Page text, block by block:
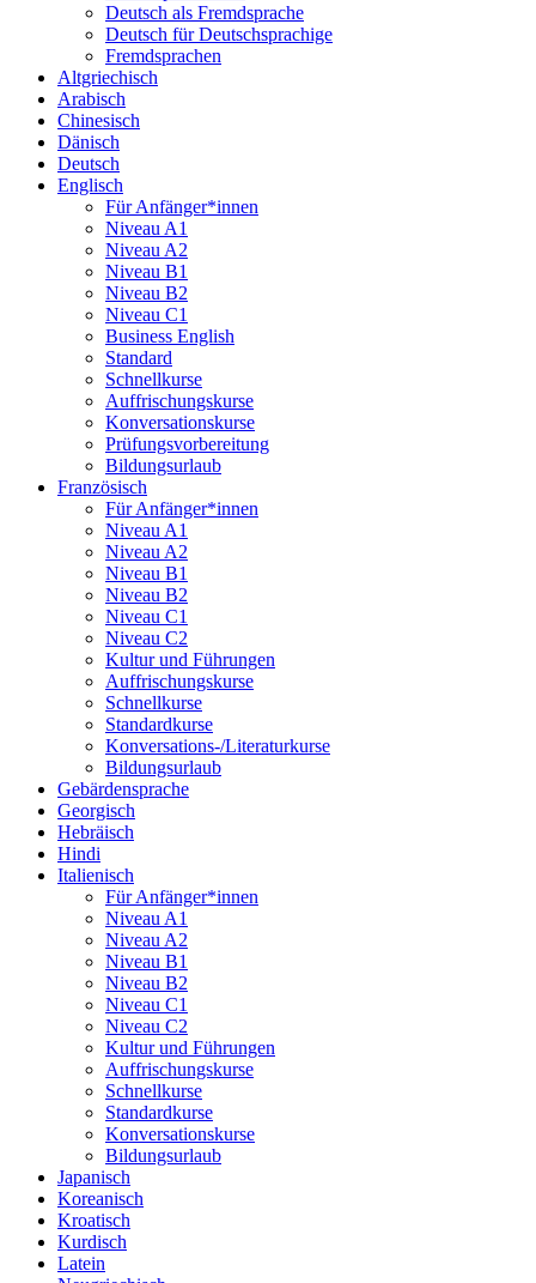
Deutsch als Fremdsprache
Deutsch für Deutschsprachige
Fremdsprachen
Altgriechisch
Arabisch
Chinesisch
Dänisch
Deutsch
Englisch
Für Anfänger*innen
Niveau A1
Niveau A2
Niveau B1
Niveau B2
Niveau C1
Business English
Standard
Schnellkurse
Auffrischungskurse
Konversationskurse
Prüfungsvorbereitung
Bildungsurlaub
Französisch
Für Anfänger*innen
Niveau A1
Niveau A2
Niveau B1
Niveau B2
Niveau C1
Niveau C2
Kultur und Führungen
Auffrischungskurse
Schnellkurse
Standardkurse
Konversations-/Literaturkurse
Bildungsurlaub
Gebärdensprache
Georgisch
Hebräisch
Hindi
Italienisch
Für Anfänger*innen
Niveau A1
Niveau A2
Niveau B1
Niveau B2
Niveau C1
Niveau C2
Kultur und Führungen
Auffrischungskurse
Schnellkurse
Standardkurse
Konversationskurse
Bildungsurlaub
Japanisch
Koreanisch
Kroatisch
Kurdisch
Latein